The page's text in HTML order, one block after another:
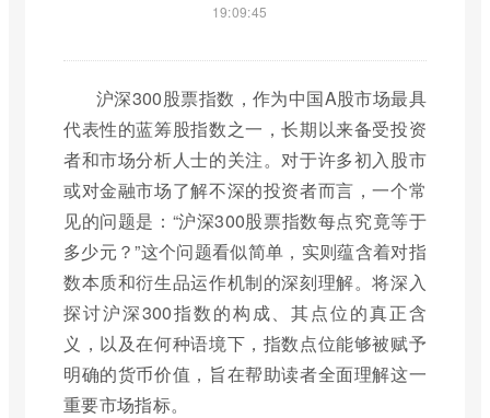
19:09:45
沪深300股票指数，作为中国A股市场最具
代表性的蓝筹股指数之一，长期以来备受投资
者和市场分析人士的关注。对于许多初入股市
或对金融市场了解不深的投资者而言，一个常
见的问题是：“沪深300股票指数每点究竟等于
多少元？”这个问题看似简单，实则蕴含着对指
数本质和衍生品运作机制的深刻理解。将深入
探讨沪深300指数的构成、其点位的真正含
义，以及在何种语境下，指数点位能够被赋予
明确的货币价值，旨在帮助读者全面理解这一
重要市场指标。